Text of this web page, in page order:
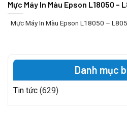
Danh mục
Tin tức (629)
Mực Máy In Màu Epson L18050 –
Mực Máy In Màu Epson L18050 –